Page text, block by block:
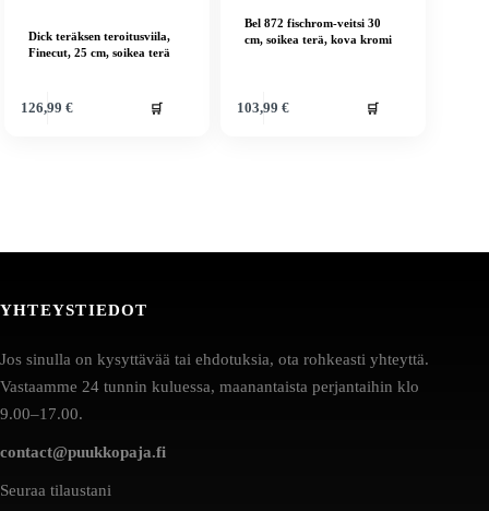
Dick teräksen teroitusviila,
Finecut, 25 cm, soikea terä
126,99€ 🛒
Bel 872 fischrom-veitsi 30
cm, soikea terä, kova kromi
103,99€ 🛒
YHTEYSTIEDOT
Jos sinulla on kysyttävää tai ehdotuksia, ota rohkeasti yhteyttä.
Vastaamme 24 tunnin kuluessa, maanantaista perjantaihin klo
9.00–17.00.
contact@puukkopaja.fi
Seuraa tilaustani